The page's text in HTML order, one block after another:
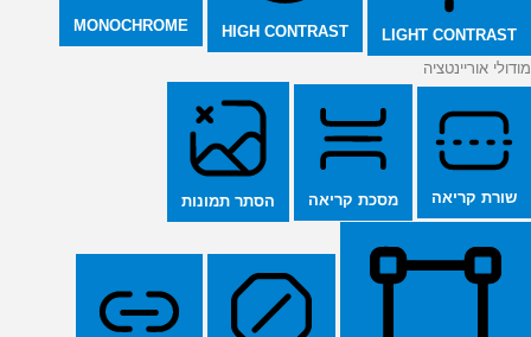
LIGHT CONTRAST
HIGH CONTRAST
MONOCHROME
מודולי אוריינטציה
שורת קריאה מסכת קריאה הסתר תמונות